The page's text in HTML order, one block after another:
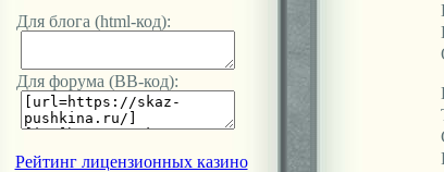
Для блога (html-код):
Для форума (ВВ-код):
Рейтинг лицензионных казино